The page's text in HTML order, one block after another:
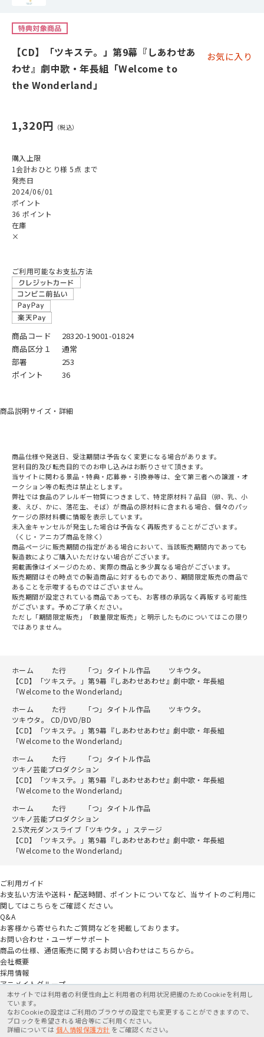
【CD】「ツキステ。」第9幕『しあわせあ
わせ』劇中歌・年長組「Welcome to
the Wonderland」
お気に入り
1,320円
購入上限
1会計おひとり様 5点 まで
発売日
2024/06/01
ポイント
36 ポイント
在庫
×
ご利用可能なお支払方法
商品コード
28320-19001-01824
商品区分１
通常
部署
253
ポイント
36
商品説明サイズ・詳細
商品仕様や発送日、受注期間は予告なく変更になる場合があります。
営利目的及び転売目的でのお申し込みはお断りさせて頂きます。
当サイトに関わる景品・特典・応募券・引換券等は、全て第三者への譲渡・オ
ークション等の転売は禁止とします。
弊社では食品のアレルギー物質につきまして、特定原材料７品目（卵、乳、小
麦、えび、かに、落花生、そば）が商品の原材料に含まれる場合、個々のパッ
ケージの原材料欄に情報を表示しています。
未入金キャンセルが発生した場合は予告なく再販売することがございます。
（くじ・アニカプ商品を除く）
商品ページに販売期間の指定がある場合において、当該販売期間内であっても
製造数によりご購入いただけない場合がございます。
掲載画像はイメージのため、実際の商品と多少異なる場合がございます。
販売期間はその時点での製造商品に対するものであり、期間限定販売の商品で
あることを示唆するものではございません。
販売期間が設定されている商品であっても、お客様の承諾なく再販する可能性
がございます。予めご了承ください。
ただし「期間限定販売」「数量限定販売」と明示したものについてはこの限り
ではありません。
ホーム た行 「つ」タイトル作品
ツキウタ。
【CD】「ツキステ。」第9幕『しあわせあわせ』劇中歌・年長組
「Welcome to the Wonderland」
ホーム
た行 「つ」タイトル作品
ツキウタ。
ツキウタ。 CD/DVD/BD
【CD】「ツキステ。」第9幕『しあわせあわせ』劇中歌・年長組
「Welcome to the Wonderland」
ホーム
た行
「つ」タイトル作品
ツキノ芸能プロダクション
【CD】「ツキステ。」第9幕『しあわせあわせ』劇中歌・年長組
「Welcome to the Wonderland」
ホーム
た行
「つ」タイトル作品
ツキノ芸能プロダクション
2.5次元ダンスライブ「ツキウタ。」ステージ
【CD】「ツキステ。」第9幕『しあわせあわせ』劇中歌・年長組
「Welcome to the Wonderland」
ご利用ガイド
お支払い方法や送料・配送時間、ポイントについてなど、当サイトのご利用に
関してはこちらをご確認ください。
Q&A
お客様から寄せられたご質問などを掲載しております。
お問い合わせ・ユーザーサポート
商品の仕様、通信販売に関するお問い合わせはこちらから。
会社概要
採用情報
アニメイトグループ
本サイトでは利用者の利便性向上と利用者の利用状況把握のためCookieを利用し
ています。
なおCookieの設定はご利用のブラウザの設定でも変更することができますので、
ブロックを希望される場合等にご利用ください。
詳細については 個人情報保護方針 をご確認ください。